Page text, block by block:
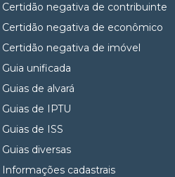
Certidão negativa de contribuinte
Certidão negativa de econômico
Certidão negativa de imóvel
Guia unificada
Guias de alvará
Guias de IPTU
Guias de ISS
Guias diversas
Informações cadastrais